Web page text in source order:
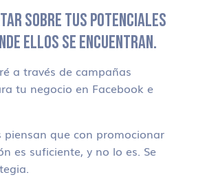
SOBRE TUS POTENCIALES
ELLOS SE ENCUENTRAN.
a través de campañas
tu negocio en Facebook e
piensan que con promocionar
es suficiente, y no lo es. Se